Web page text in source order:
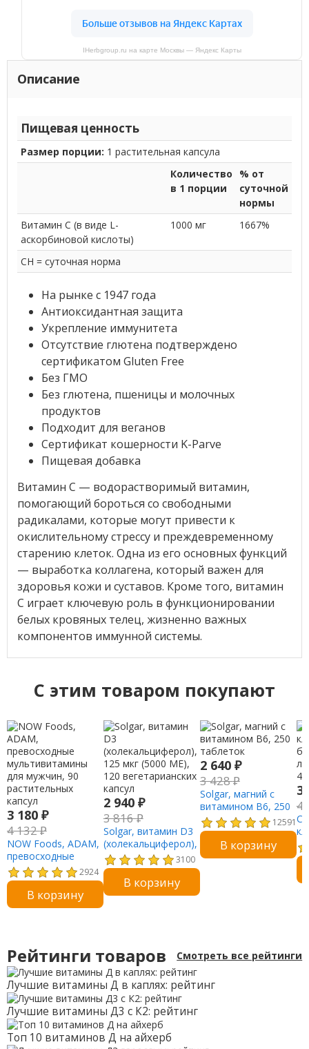
IHerbgroup.ru на карте Москвы — Яндекс Карты
Описание
Пищевая ценность
Размер порции: 1 растительная капсула
Количество
в 1 порции
% от
суточной
нормы
Витамин С (в виде L-
аскорбиновой кислоты)
1000 мг 1667%
СН = суточная норма
На рынке с 1947 года
Антиоксидантная защита
Укрепление иммунитета
Отсутствие глютена подтверждено
сертификатом Gluten Free
Без ГМО
Без глютена, пшеницы и молочных
продуктов
Подходит для веганов
Сертификат кошерности K-Parve
Пищевая добавка
Витамин C — водорастворимый витамин,
помогающий бороться со свободными
радикалами, которые могут привести к
окислительному стрессу и преждевременному
старению клеток. Одна из его основных функций
— выработка коллагена, который важен для
здоровья кожи и суставов. Кроме того, витамин
C играет ключевую роль в функционировании
белых кровяных телец, жизненно важных
компонентов иммунной системы.
C этим товаром покупают
3 180 ₽
4 132₽
NOW Foods, ADAM,
превосходные
мультивитамины
для мужчин, 90
растительных
капсул
2924
В корзину
2 940 ₽
3 816₽
Solgar, витамин D3
(холекальциферол),
125 мкг (5000 МЕ),
120 вегетарианских
капсул
3100
В корзину
2 640 ₽
3 428₽
Solgar, магний с
витамином B6, 250
таблеток
12591
В корзину
Рейтинги товаров Смотреть все рейтинги
Лучшие витамины Д в каплях: рейтинг
Лучшие витамины Д3 с К2: рейтинг
Топ 10 витаминов Д на айхерб